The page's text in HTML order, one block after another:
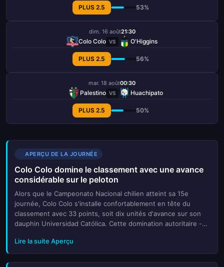
PLUS 2.5 53%
dim. 16 août21:30
Colo Colo VS O'Higgins
PLUS 2.5 56%
mar. 18 août00:30
Palestino VS Huachipato
PLUS 2.5 50%
APERÇU DE LA JOURNÉE
Colo Colo domine le classement avec une avance
considérable sur le peloton
Alors que le Campeonato Nacional chilien atteint sa 15e
journée, Colo Colo s'installe confortablement en tête du
classement avec 33 points, soit dix unités d'avance sur son
dauphin Universidad Católica. Cette domination autoritaire -
équipe q...
Lire la suite Aperçu